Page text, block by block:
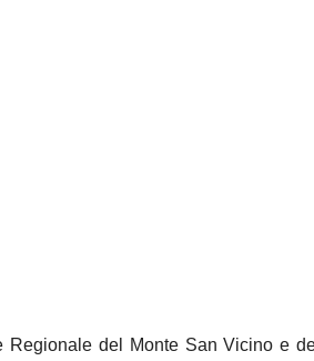
Regionale del Monte San Vicino e